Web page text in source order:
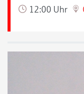
12:00 Uhr